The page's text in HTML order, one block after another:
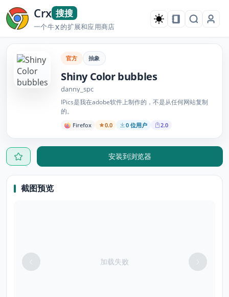
Crx 搜搜
一个牛X的扩展和应用商店
官方 抽象
Shiny Color bubbles
danny_spc
IPics是我在adobe软件上制作的，不是从任何网站复制
的。
Firefox 0.0 0 位用户 2.0
安装到浏览器
截图预览
加载失败